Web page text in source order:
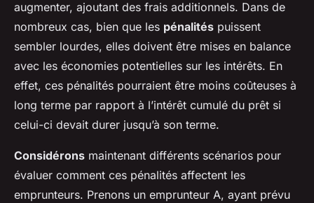
augmenter, ajoutant des frais additionnels. Dans de
nombreux cas, bien que les pénalités puissent
sembler lourdes, elles doivent être mises en balance
avec les économies potentielles sur les intérêts. En
effet, ces pénalités pourraient être moins coûteuses à
long terme par rapport à l’intérêt cumulé du prêt si
celui-ci devait durer jusqu’à son terme.
Considérons maintenant différents scénarios pour
évaluer comment ces pénalités affectent les
emprunteurs. Prenons un emprunteur A, ayant prévu